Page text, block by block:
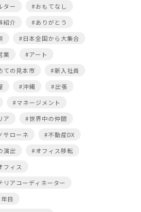
ター
#おもてなし
紹介
#ありがとう
#日本全国から大集合
業
#アート
ての見本市
#新入社員
#沖縄
#出張
#マネージメント
ア
#世界中の仲間
サローネ
#不動産DX
演出
#オフィス移転
フィス
リアコーディネーター
目